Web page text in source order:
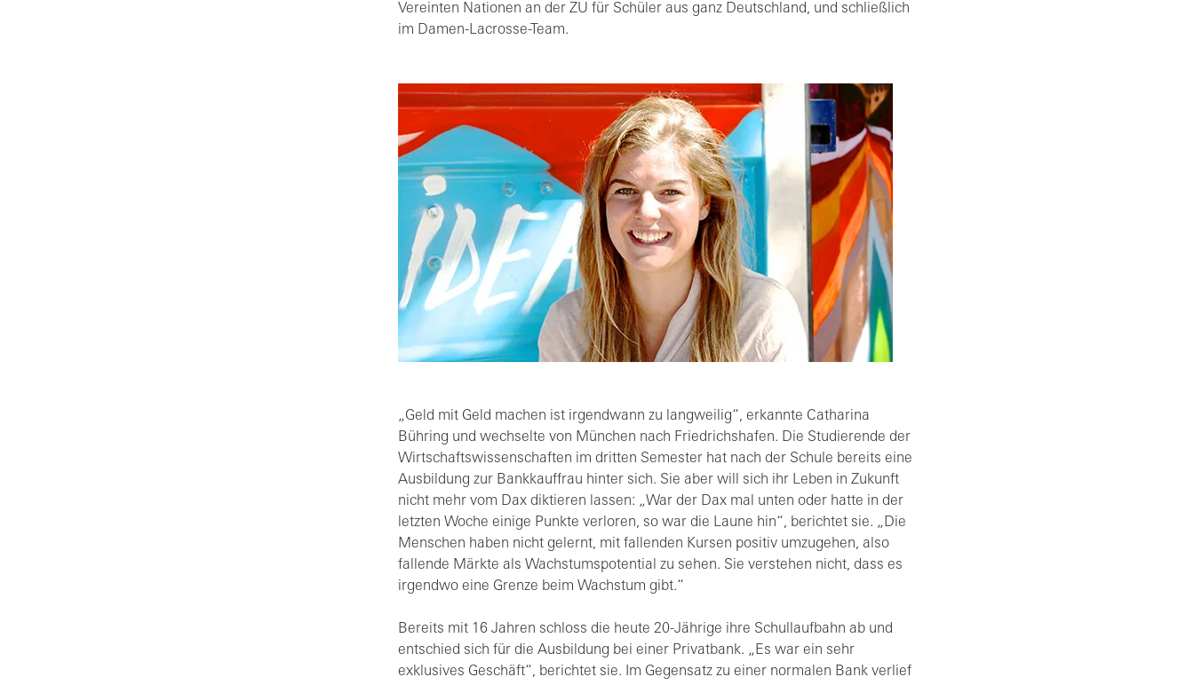
Vereinten Nationen an der ZU für Schüler aus ganz Deutschland, und schließlich
im Damen-Lacrosse-Team.
„Geld mit Geld machen ist irgendwann zu langweilig“, erkannte Catharina
Bühring und wechselte von München nach Friedrichshafen. Die Studierende der
Wirtschaftswissenschaften im dritten Semester hat nach der Schule bereits eine
Ausbildung zur Bankkauffrau hinter sich. Sie aber will sich ihr Leben in Zukunft
nicht mehr vom Dax diktieren lassen: „War der Dax mal unten oder hatte in der
letzten Woche einige Punkte verloren, so war die Laune hin“, berichtet sie. „Die
Menschen haben nicht gelernt, mit fallenden Kursen positiv umzugehen, also
fallende Märkte als Wachstumspotential zu sehen. Sie verstehen nicht, dass es
irgendwo eine Grenze beim Wachstum gibt.“
Bereits mit 16 Jahren schloss die heute 20-Jährige ihre Schullaufbahn ab und
entschied sich für die Ausbildung bei einer Privatbank. „Es war ein sehr
exklusives Geschäft“, berichtet sie. Im Gegensatz zu einer normalen Bank verlief